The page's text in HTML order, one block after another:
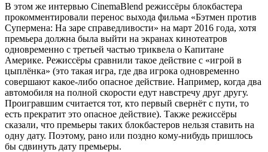
В этом же интервью CinemaBlend режиссёры блокбастера
прокомментировали перенос выхода фильма «Бэтмен против
Супермена: На заре справедливости» на март 2016 года, хотя
премьера должна была выйти на экранах кинотеатров
одновременно с третьей частью триквела о Капитане
Америке. Режиссёры сравнили такое действие с «игрой в
цыплёнка» (это такая игра, где два игрока одновременно
совершают какое-либо опасное действие. Например, когда два
автомобиля на полной скорости едут навстречу друг другу.
Проигравшим считается тот, кто первый свернёт с пути, то
есть прекратит это опасное действие). Также режиссёры
сказали, что премьеры таких блокбастеров нельзя ставить на
одну дату. Поэтому, рано или поздно кому-нибудь пришлось
бы сдвинуть дату премьеры.